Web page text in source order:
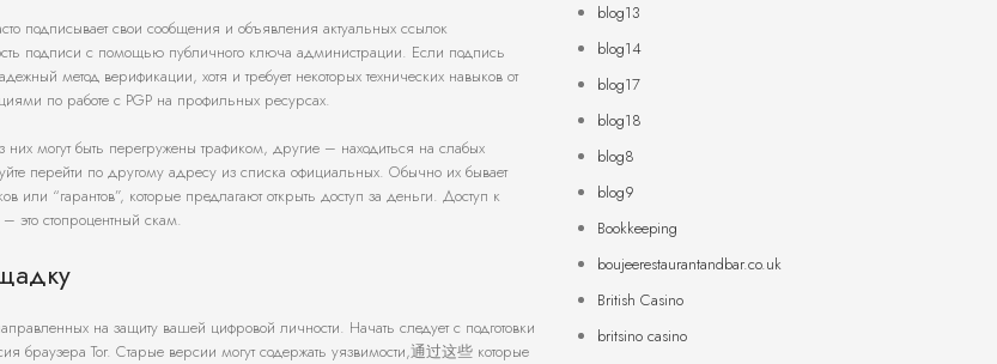
подписывает свои сообщения и объявления актуальных ссылок
подписи с помощью публичного ключа администрации. Если подпись
метод верификации, хотя и требует некоторых технических навыков от
по работе с PGP на профильных ресурсах.
них могут быть перегружены трафиком, другие – находиться на слабых
перейти по другому адресу из списка официальных. Обычно их бывает
или “гарантов”, которые предлагают открыть доступ за деньги. Доступ к
это стопроцентный скам.
на защиту вашей цифровой личности. Начать следует с подготовки
браузера Tor. Старые версии могут содержать уязвимости,通过这些 которые
blog13
blog14
blog17
blog18
blog8
blog9
Bookkeeping
boujeerestaurantandbar.co.uk
British Casino
britsino casino